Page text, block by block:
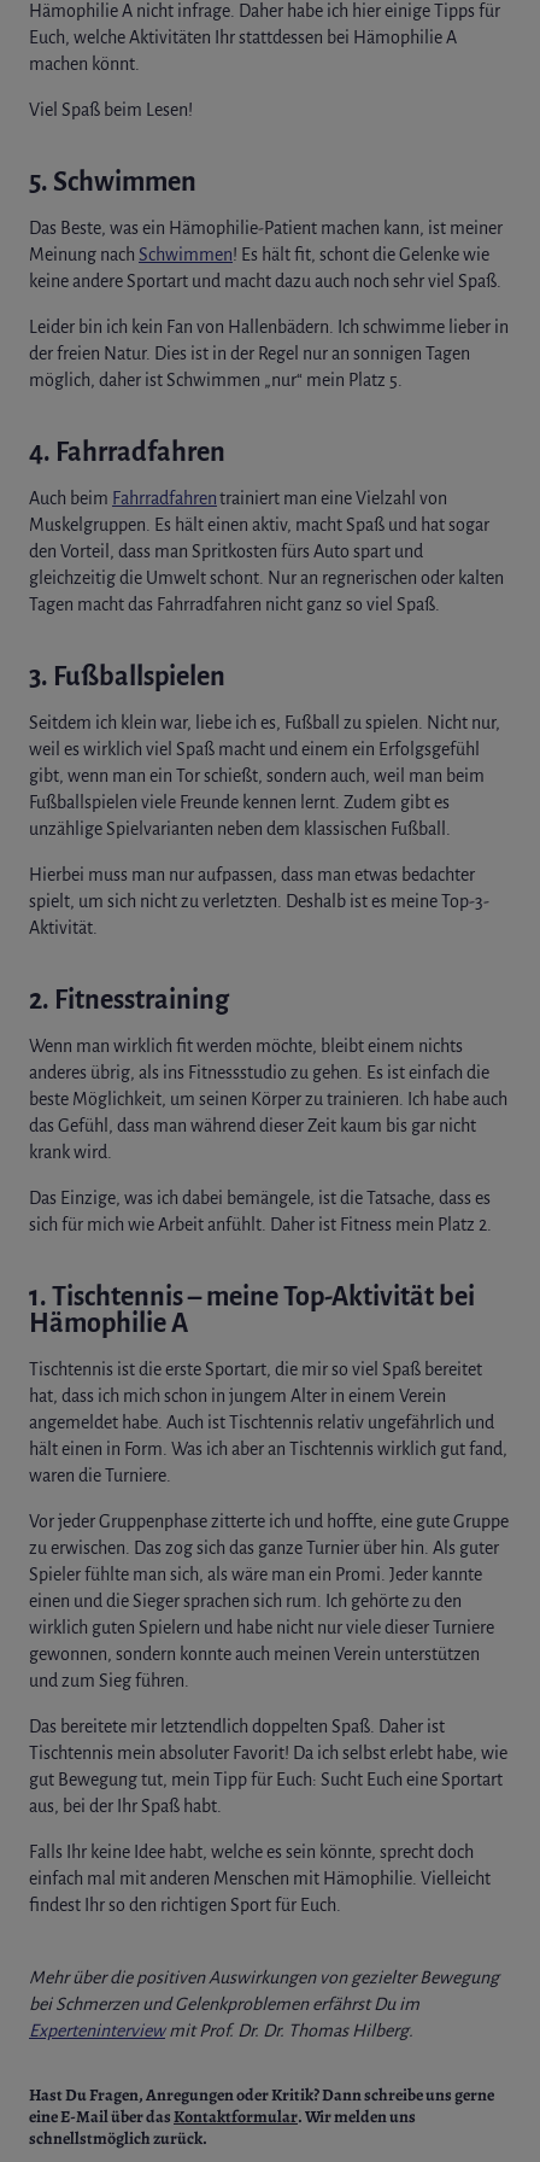
Hämophilie A nicht infrage. Daher habe ich hier einige Tipps für
Euch, welche Aktivitäten Ihr stattdessen bei Hämophilie A
machen könnt.
Viel Spaß beim Lesen!
5. Schwimmen
Das Beste, was ein Hämophilie-Patient machen kann, ist meiner
Meinung nach Schwimmen! Es hält fit, schont die Gelenke wie
keine andere Sportart und macht dazu auch noch sehr viel Spaß.
Leider bin ich kein Fan von Hallenbädern. Ich schwimme lieber in
der freien Natur. Dies ist in der Regel nur an sonnigen Tagen
möglich, daher ist Schwimmen „nur“ mein Platz 5.
4. Fahrradfahren
Auch beim Fahrradfahrentrainiert man eine Vielzahl von
Muskelgruppen. Es hält einen aktiv, macht Spaß und hat sogar
den Vorteil, dass man Spritkosten fürs Auto spart und
gleichzeitig die Umwelt schont. Nur an regnerischen oder kalten
Tagen macht das Fahrradfahren nicht ganz so viel Spaß.
3. Fußballspielen
Seitdem ich klein war, liebe ich es, Fußball zu spielen. Nicht nur,
weil es wirklich viel Spaß macht und einem ein Erfolgsgefühl
gibt, wenn man ein Tor schießt, sondern auch, weil man beim
Fußballspielen viele Freunde kennen lernt. Zudem gibt es
unzählige Spielvarianten neben dem klassischen Fußball.
Hierbei muss man nur aufpassen, dass man etwas bedachter
spielt, um sich nicht zu verletzten. Deshalb ist es meine Top-3-
Aktivität.
2. Fitnesstraining
Wenn man wirklich fit werden möchte, bleibt einem nichts
anderes übrig, als ins Fitnessstudio zu gehen. Es ist einfach die
beste Möglichkeit, um seinen Körper zu trainieren. Ich habe auch
das Gefühl, dass man während dieser Zeit kaum bis gar nicht
krank wird.
Das Einzige, was ich dabei bemängele, ist die Tatsache, dass es
sich für mich wie Arbeit anfühlt. Daher ist Fitness mein Platz 2.
1. Tischtennis – meine Top-Aktivität bei
Hämophilie A
Tischtennis ist die erste Sportart, die mir so viel Spaß bereitet
hat, dass ich mich schon in jungem Alter in einem Verein
angemeldet habe. Auch ist Tischtennis relativ ungefährlich und
hält einen in Form. Was ich aber an Tischtennis wirklich gut fand,
waren die Turniere.
Vor jeder Gruppenphase zitterte ich und hoffte, eine gute Gruppe
zu erwischen. Das zog sich das ganze Turnier über hin. Als guter
Spieler fühlte man sich, als wäre man ein Promi. Jeder kannte
einen und die Sieger sprachen sich rum. Ich gehörte zu den
wirklich guten Spielern und habe nicht nur viele dieser Turniere
gewonnen, sondern konnte auch meinen Verein unterstützen
und zum Sieg führen.
Das bereitete mir letztendlich doppelten Spaß. Daher ist
Tischtennis mein absoluter Favorit! Da ich selbst erlebt habe, wie
gut Bewegung tut, mein Tipp für Euch: Sucht Euch eine Sportart
aus, bei der Ihr Spaß habt.
Falls Ihr keine Idee habt, welche es sein könnte, sprecht doch
einfach mal mit anderen Menschen mit Hämophilie. Vielleicht
findest Ihr so den richtigen Sport für Euch.
Mehr über die positiven Auswirkungen von gezielter Bewegung
bei Schmerzen und Gelenkproblemen erfährst Du im
Experteninterviewmit Prof. Dr. Dr. Thomas Hilberg.
Hast Du Fragen, Anregungen oder Kritik?Dann schreibe uns gerne
eine E-Mail über dasKontaktformular. Wir melden uns
schnellstmöglich zurück.